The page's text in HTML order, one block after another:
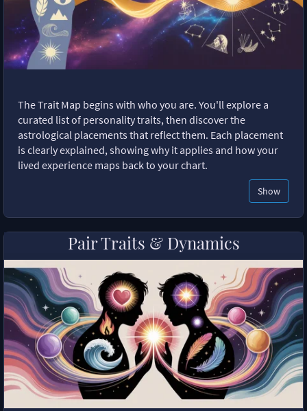
The Trait Map begins with who you are. You'll explore a
curated list of personality traits, then discover the
astrological placements that reflect them. Each placement
is clearly explained, showing why it applies and how your
lived experience maps back to your chart.
Show
Pair Traits & Dynamics